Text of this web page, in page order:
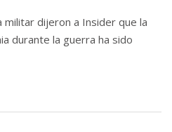
tus enemigos podría
dijeron a Insider que la
durante la guerra ha sido